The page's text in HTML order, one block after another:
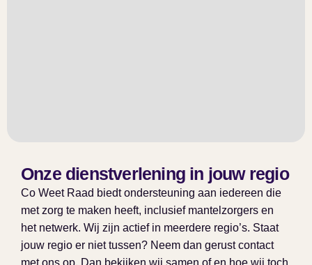
Onze dienstverlening in jouw regio
Co Weet Raad biedt ondersteuning aan iedereen die
met zorg te maken heeft, inclusief mantelzorgers en
het netwerk. Wij zijn actief in meerdere regio’s. Staat
jouw regio er niet tussen? Neem dan gerust contact
met ons op. Dan bekijken wij samen of en hoe wij toch